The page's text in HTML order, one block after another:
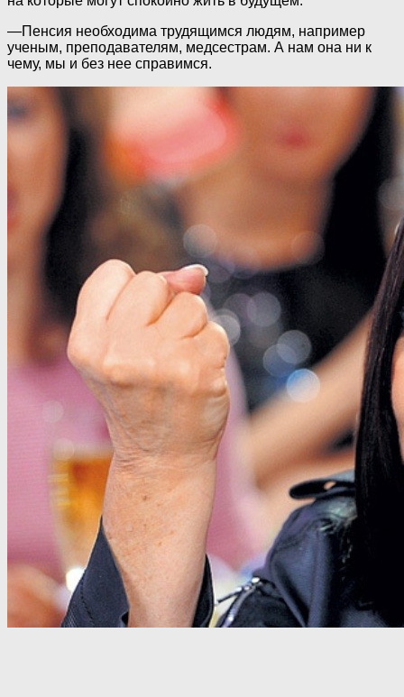
—Пенсия необходима трудящимся людям, например
ученым, преподавателям, медсестрам. А нам она ни к
чему, мы и без нее справимся.